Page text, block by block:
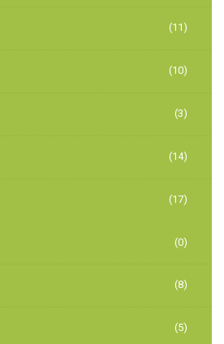
(11)
(10)
(3)
(14)
(17)
(0)
(8)
(5)